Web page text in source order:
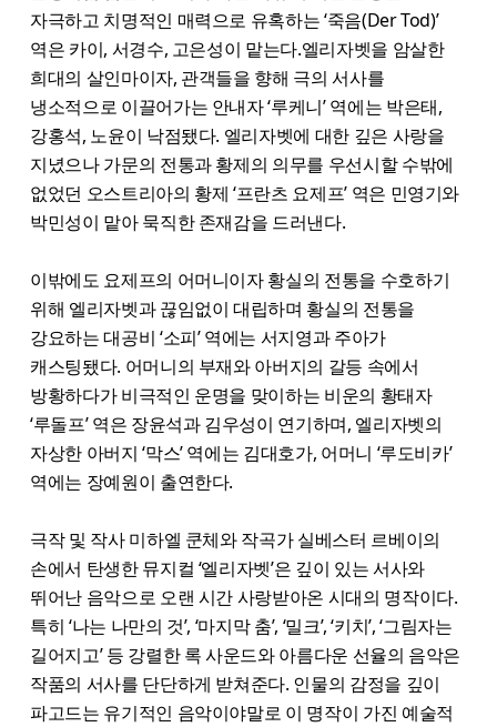
자극하고 치명적인 매력으로 유혹하는 ‘죽음(Der Tod)’
역은 카이, 서경수, 고은성이 맡는다.엘리자벳을 암살한
희대의 살인마이자, 관객들을 향해 극의 서사를
냉소적으로 이끌어가는 안내자 ‘루케니’ 역에는 박은태,
강홍석, 노윤이 낙점됐다. 엘리자벳에 대한 깊은 사랑을
지녔으나 가문의 전통과 황제의 의무를 우선시할 수밖에
없었던 오스트리아의 황제 ‘프란츠 요제프’ 역은 민영기와
박민성이 맡아 묵직한 존재감을 드러낸다.
이밖에도 요제프의 어머니이자 황실의 전통을 수호하기
위해 엘리자벳과 끊임없이 대립하며 황실의 전통을
강요하는 대공비 ‘소피’ 역에는 서지영과 주아가
캐스팅됐다. 어머니의 부재와 아버지의 갈등 속에서
방황하다가 비극적인 운명을 맞이하는 비운의 황태자
‘루돌프’ 역은 장윤석과 김우성이 연기하며, 엘리자벳의
자상한 아버지 ‘막스’ 역에는 김대호가, 어머니 ‘루도비카’
역에는 장예원이 출연한다.
극작 및 작사 미하엘 쿤체와 작곡가 실베스터 르베이의
손에서 탄생한 뮤지컬 ‘엘리자벳’은 깊이 있는 서사와
뛰어난 음악으로 오랜 시간 사랑받아온 시대의 명작이다.
특히 ‘나는 나만의 것’, ‘마지막 춤’, ‘밀크’, ‘키치’, ‘그림자는
길어지고’ 등 강렬한 록 사운드와 아름다운 선율의 음악은
작품의 서사를 단단하게 받쳐준다. 인물의 감정을 깊이
파고드는 유기적인 음악이야말로 이 명작이 가진 예술적